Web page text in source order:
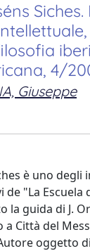
4/
Giuseppe
è uno
de "La Escuela
la guida di J.
a Città del
oggetto